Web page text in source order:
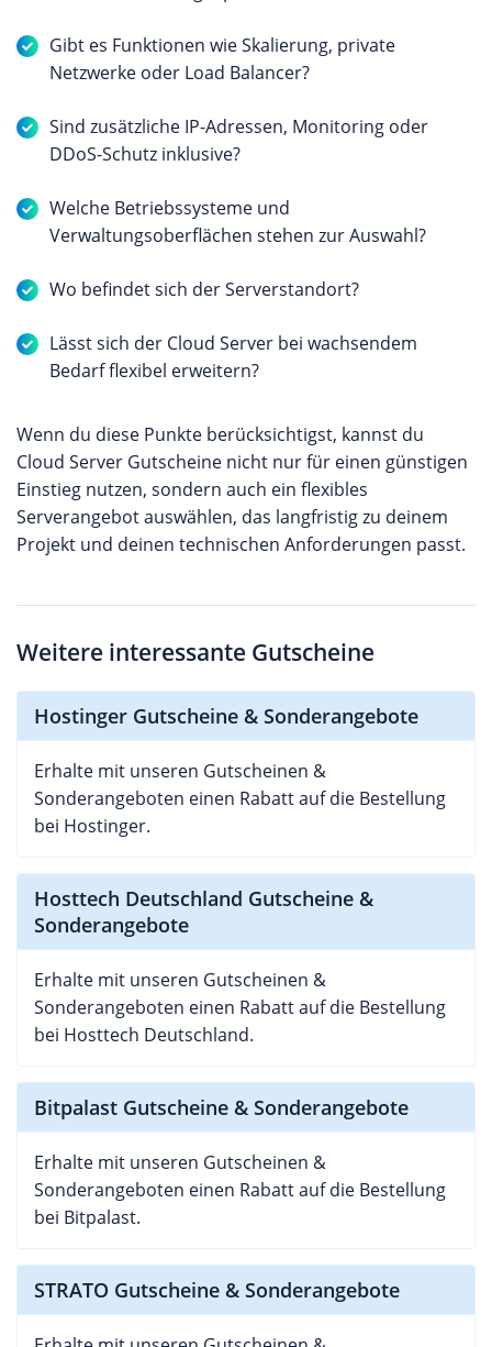
Gibt es Funktionen wie Skalierung, private
Netzwerke oder Load Balancer?
Sind zusätzliche IP-Adressen, Monitoring oder
DDoS-Schutz inklusive?
Welche Betriebssysteme und
Verwaltungsoberflächen stehen zur Auswahl?
Wo befindet sich der Serverstandort?
Lässt sich der Cloud Server bei wachsendem
Bedarf flexibel erweitern?
Wenn du diese Punkte berücksichtigst, kannst du
Cloud Server Gutscheine nicht nur für einen günstigen
Einstieg nutzen, sondern auch ein flexibles
Serverangebot auswählen, das langfristig zu deinem
Projekt und deinen technischen Anforderungen passt.
Weitere interessante Gutscheine
Hostinger Gutscheine & Sonderangebote
Erhalte mit unseren Gutscheinen &
Sonderangeboten einen Rabatt auf die Bestellung
bei Hostinger.
Hosttech Deutschland Gutscheine &
Sonderangebote
Erhalte mit unseren Gutscheinen &
Sonderangeboten einen Rabatt auf die Bestellung
bei Hosttech Deutschland.
Bitpalast Gutscheine & Sonderangebote
Erhalte mit unseren Gutscheinen &
Sonderangeboten einen Rabatt auf die Bestellung
bei Bitpalast.
STRATO Gutscheine & Sonderangebote